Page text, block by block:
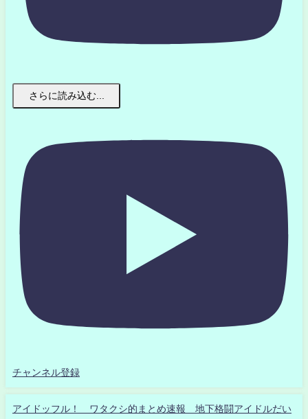
さらに読み込む...
チャンネル登録
アイドッフル！ ワタクシ的まとめ速報 地下格闘アイドルだい